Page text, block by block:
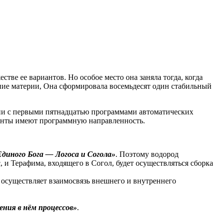
ее вариантов. Но особое место она заняла тогда, когда
материи, Она сформировала восемьдесят один стабильный
с первыми пятнадцатью программами автоматических
имеют программную направленность.
Бога — Логоса и Согола». Поэтому водород
Терафима, входящего в Согол, будет осуществляться сборка
взаимосвязь внешнего и внутреннего
в нём процессов».